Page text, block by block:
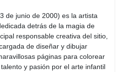
de junio de 2000) es la artista
detrás de la magia de
responsable creativa del sitio,
de diseñar y dibujar
páginas para colorear
y pasión por el arte infantil